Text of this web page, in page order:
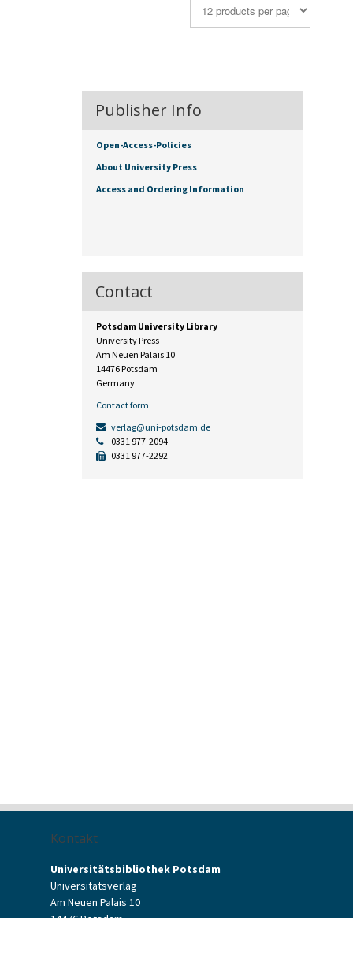
Publisher Info
Open-Access-Policies
About University Press
Access and Ordering Information
Contact
Potsdam University Library
University Press
Am Neuen Palais 10
14476 Potsdam
Germany
Contact form
verlag@uni-potsdam.de
0331 977-2094
0331 977-2292
Kontakt
Universitätsbibliothek Potsdam
Universitätsverlag
Am Neuen Palais 10
14476 Potsdam